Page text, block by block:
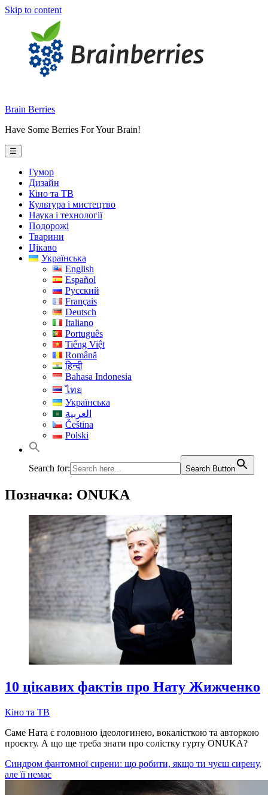
Skip to content
Brain Berries
Have Some Berries For Your Brain!
☰
Гумор
Дизайн
Кіно та ТВ
Культура і мистецтво
Наука і технології
Подорожі
Тварини
Цікаво
Українська
English
Español
Русский
Français
Deutsch
Italiano
Português
Tiếng Việt
Română
हिन्दी
Bahasa Indonesia
ไทย
Українська
العربية
Čeština
Polski
Search for: Search Button
Позначка: ONUKA
10 цікавих фактів про Нату Жижченко
Кіно та ТВ
Саме Ната є головною ідеологинею, вокалісткою та авторкою
проєкту. А що ще треба знати про солістку гурту ONUKA?
Синдром фантомної сирени: що робити, якщо ти чуєш сирену,
але її немає